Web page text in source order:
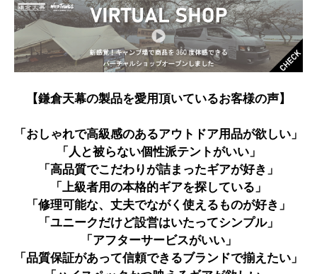
【鎌倉天幕の製品を愛用頂いているお客様の声】
「おしゃれで高級感のあるアウトドア用品が欲しい」
「人と被らない個性派テントがいい」
「高品質でこだわりが詰まったギアが好き」
「上級者用の本格的ギアを探している」
「修理可能な、丈夫でながく使えるものが好き」
「ユニークだけど設営はいたってシンプル」
「アフターサービスがいい」
「品質保証があって信頼できるブランドで揃えたい」